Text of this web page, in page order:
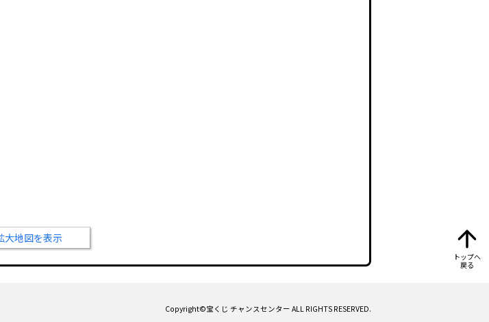
大地図を表示
トップへ
戻る
Copyright©宝くじ チャンスセンター ALL RIGHTS RESERVED.